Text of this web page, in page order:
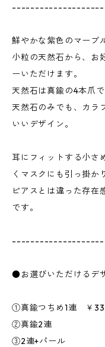
鮮やかな紫色のマーブ
小粒の天然石から、お
ーいただけます。
天然石は真鍮の4本爪
天然石のみでも、カラ
いいデザイン。
耳にフィットする小さ
くマスクにも引っ掛か
ピアスとは違った存在
です。
●お選びいただけるデ
①真鍮つちめ1連 ￥
②真鍮2連 ￥
③2連+パール